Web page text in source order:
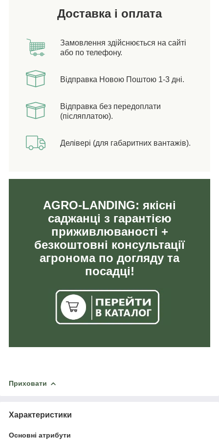
Доставка і оплата
Замовлення здійснюється на сайті
або по телефону.
Відправка Новою Поштою 1-3 дні.
Відправка без передоплати
(післяплатою).
Делівері (для габаритних вантажів).
AGRO-LANDING: якісні
саджанці з гарантією
приживлюваності +
безкоштовні консультації
агронома по догляду та
посадці!
Приховати
Характеристики
Основні атрибути